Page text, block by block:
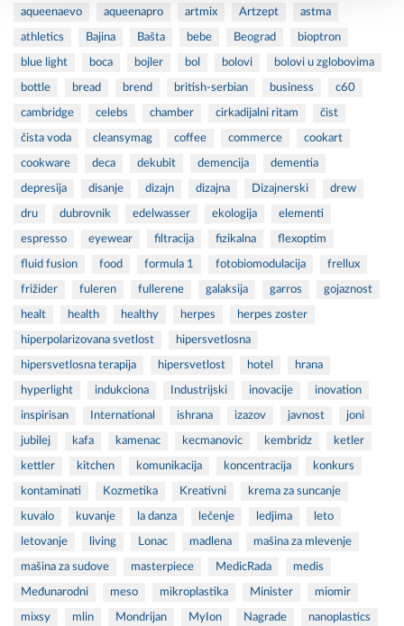
aqueenaevo aqueenapro artmix Artzept astma
athletics Bajina Bašta bebe Beograd bioptron
blue light boca bojler bol bolovi bolovi u zglobovima
bottle bread brend british-serbian business c60
cambridge celebs chamber cirkadijalni ritam čist
čista voda cleansymag coffee commerce cookart
cookware deca dekubit demencija dementia
depresija disanje dizajn dizajna Dizajnerski drew
dru dubrovnik edelwasser ekologija elementi
espresso eyewear filtracija fizikalna flexoptim
fluid fusion food formula 1 fotobiomodulacija frellux
frižider fuleren fullerene galaksija garros gojaznost
healt health healthy herpes herpes zoster
hiperpolarizovana svetlost hipersvetlosna
hipersvetlosna terapija hipersvetlost hotel hrana
hyperlight indukciona Industrijski inovacije inovation
inspirisan International ishrana izazov javnost joni
jubilej kafa kamenac kecmanovic kembridz ketler
kettler kitchen komunikacija koncentracija konkurs
kontaminati Kozmetika Kreativni krema za suncanje
kuvalo kuvanje la danza lečenje ledjima leto
letovanje living Lonac madlena mašina za mlevenje
mašina za sudove masterpiece MedicRada medis
Međunarodni meso mikroplastika Minister miomir
mixsy mlin Mondrijan MyIon Nagrade nanoplastics